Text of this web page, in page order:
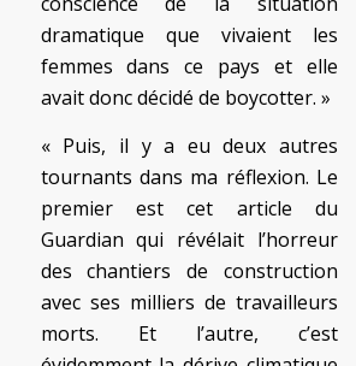
dramatique que vivaient les
femmes dans ce pays et elle
avait donc décidé de boycotter. »
« Puis, il y a eu deux autres
tournants dans ma réflexion. Le
premier est cet article du
Guardian qui révélait l’horreur
des chantiers de construction
avec ses milliers de travailleurs
morts. Et l’autre, c’est